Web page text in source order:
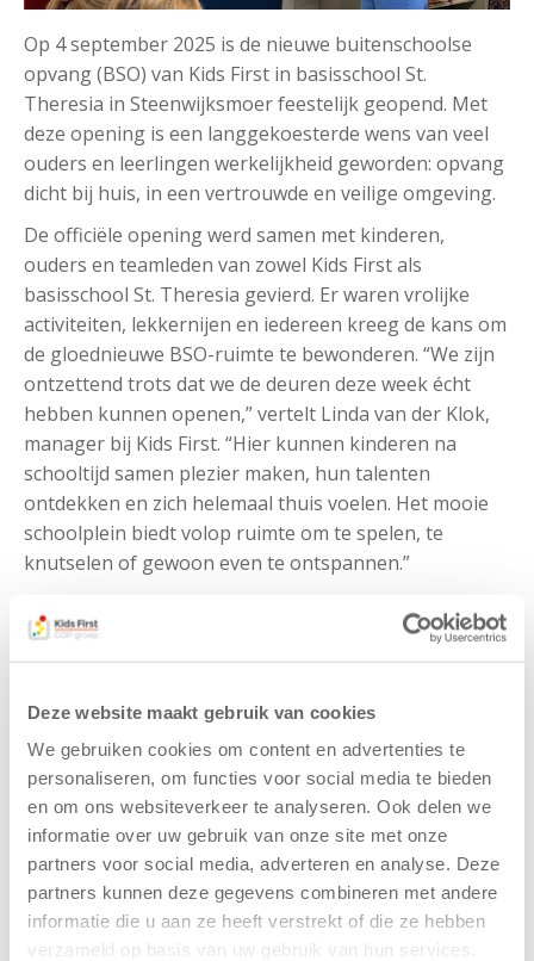
Deze website maakt gebruik van cookies
We gebruiken cookies om content en advertenties te
personaliseren, om functies voor social media te bieden
en om ons websiteverkeer te analyseren. Ook delen we
informatie over uw gebruik van onze site met onze
partners voor social media, adverteren en analyse. Deze
partners kunnen deze gegevens combineren met andere
informatie die u aan ze heeft verstrekt of die ze hebben
verzameld op basis van uw gebruik van hun services.
Op 4 september 2025 is de nieuwe buitenschoolse
opvang (BSO) van Kids First in basisschool St.
Theresia in Steenwijksmoer feestelijk geopend. Met
deze opening is een langgekoesterde wens van veel
ouders en leerlingen werkelijkheid geworden: opvang
dicht bij huis, in een vertrouwde en veilige omgeving.
De officiële opening werd samen met kinderen,
ouders en teamleden van zowel Kids First als
basisschool St. Theresia gevierd. Er waren vrolijke
activiteiten, lekkernijen en iedereen kreeg de kans om
de gloednieuwe BSO-ruimte te bewonderen. “We zijn
ontzettend trots dat we de deuren deze week écht
hebben kunnen openen,” vertelt Linda van der Klok,
manager bij Kids First. “Hier kunnen kinderen na
schooltijd samen plezier maken, hun talenten
ontdekken en zich helemaal thuis voelen. Het mooie
schoolplein biedt volop ruimte om te spelen, te
knutselen of gewoon even te ontspannen.”
Theresia is blij met deze aanvulling: “De BSO in onze
school zorgt voor rust en regelmaat voor de kinderen
bij een soepele overgang en een doorgaande
ontwikkeling.”
De nieuwe locatie is tot stand gekomen dankzij een
nauwe samenwerking tussen Kids First en de school
en sluit aan op de groeiende behoefte aan opvang in
Steenwijksmoer. Voorheen moesten kinderen voor
buitenschoolse opvang naar Coevorden reizen; dat is
nu verleden tijd.